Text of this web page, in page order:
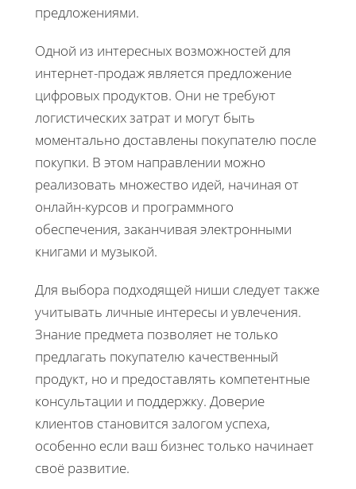
предложениями.
Одной из интересных возможностей для
интернет-продаж является предложение
цифровых продуктов. Они не требуют
логистических затрат и могут быть
моментально доставлены покупателю после
покупки. В этом направлении можно
реализовать множество идей, начиная от
онлайн-курсов и программного
обеспечения, заканчивая электронными
книгами и музыкой.
Для выбора подходящей ниши следует также
учитывать личные интересы и увлечения.
Знание предмета позволяет не только
предлагать покупателю качественный
продукт, но и предоставлять компетентные
консультации и поддержку. Доверие
клиентов становится залогом успеха,
особенно если ваш бизнес только начинает
своё развитие.